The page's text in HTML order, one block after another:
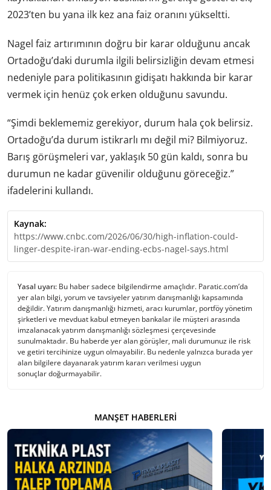
2023’ten bu yana ilk kez ana faiz oranını yükseltti.
Nagel faiz artırımının doğru bir karar olduğunu ancak
Ortadoğu’daki durumla ilgili belirsizliğin devam etmesi
nedeniyle para politikasının gidişatı hakkında bir karar
vermek için henüz çok erken olduğunu savundu.
“Şimdi beklememiz gerekiyor, durum hala çok belirsiz.
Ortadoğu’da durum istikrarlı mı değil mi? Bilmiyoruz.
Barış görüşmeleri var, yaklaşık 50 gün kaldı, sonra bu
durumun ne kadar güvenilir olduğunu göreceğiz.”
ifadelerini kullandı.
Kaynak:
https://www.cnbc.com/2026/06/30/high-inflation-could-
linger-despite-iran-war-ending-ecbs-nagel-says.html
Yasal uyarı: Bu haber sadece bilgilendirme amaçlıdır. Paratic.com’da
yer alan bilgi, yorum ve tavsiyeler yatırım danışmanlığı kapsamında
değildir. Yatırım danışmanlığı hizmeti, aracı kurumlar, portföy yönetim
şirketleri ve mevduat kabul etmeyen bankalar ile müşteri arasında
imzalanacak yatırım danışmanlığı sözleşmesi çerçevesinde
sunulmaktadır. Bu haberde yer alan görüşler, mali durumunuz ile risk
ve getiri tercihinize uygun olmayabilir. Bu nedenle yalnızca burada yer
alan bilgilere dayanarak yatırım kararı verilmesi uygun
sonuçlar doğurmayabilir.
MANŞET HABERLERI